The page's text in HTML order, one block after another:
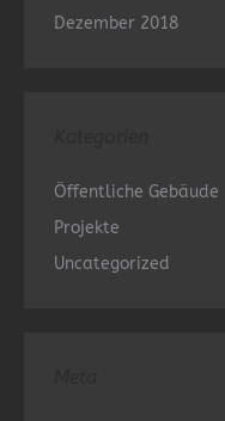
Dezember 2018
Öffentliche Gebäude
Projekte
Uncategorized